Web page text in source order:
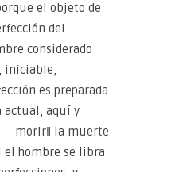
el objeto de
del
considerado
iniciable,
es preparada
actual, aquí y
―morir‖ la muerte
hombre se libra